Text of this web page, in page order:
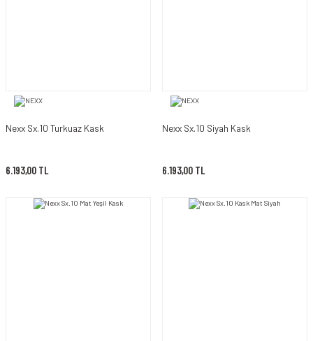
Nexx Sx.10 Turkuaz Kask
6.193,00 TL
Nexx Sx.10 Siyah Kask
6.193,00 TL